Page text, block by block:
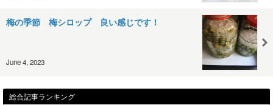
梅の季節 梅シロップ 良い感じです！
June 4, 2023
総合記事ランキング